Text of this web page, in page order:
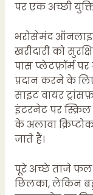
पर एक अच्छी
भरोसेमंद
खरीदारी को
पास प्लेटफ़ॉर्म
प्रदान करने के
साइट वायर
इंटरनेट पर
के अलावा
जाते हैं।
पूरे अच्छे ताजे फल
छिलका, लेकिन